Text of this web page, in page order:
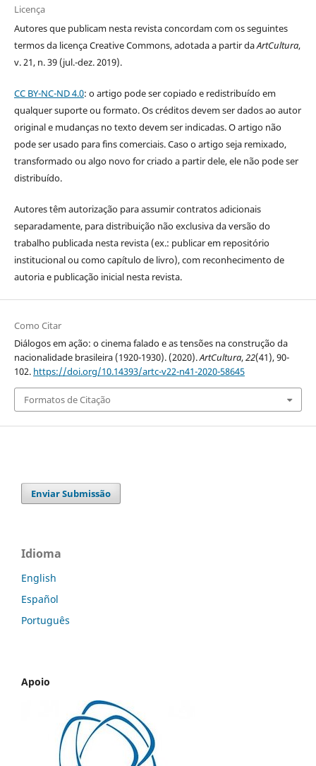
Licença
Autores que publicam nesta revista concordam com os seguintes
termos da licença Creative Commons, adotada a partir daArtCultura,
v. 21, n. 39 (jul.-dez. 2019).
CC BY-NC-ND 4.0: o artigo pode ser copiado e redistribuído em
qualquer suporte ou formato. Os créditos devem ser dados ao autor
original e mudanças no texto devem ser indicadas. O artigo não
pode ser usado para fins comerciais. Caso o artigo seja remixado,
transformado ou algo novo for criado a partir dele, ele não pode ser
distribuído.
Autores têm autorização para assumir contratos adicionais
separadamente, para distribuição não exclusiva da versão do
trabalho publicada nesta revista (ex.: publicar em repositório
institucional ou como capítulo de livro), com reconhecimento de
autoria e publicação inicial nesta revista.
Como Citar
Diálogos em ação: o cinema falado e as tensões na construção da
nacionalidade brasileira (1920-1930). (2020).ArtCultura,22(41), 90-
102. https://doi.org/10.14393/artc-v22-n41-2020-58645
Formatos de Citação
Enviar Submissão
Idioma
English
Español
Português
Apoio